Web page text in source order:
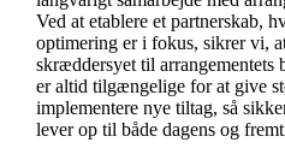
Ved at etablere et partnerskab,
optimering er i fokus, sikrer vi,
skræddersyet til arrangementets
er altid tilgængelige for at give
implementere nye tiltag, så
lever op til både dagens og